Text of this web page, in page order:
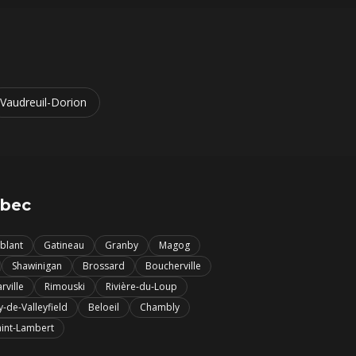
Vaudreuil-Dorion
Gatineau Granby
Magog
Shawinigan Brossard
Boucherville
Rimouski
Rivière-du-Loup
de-Valleyfield Beloeil
Chambly
Lambert